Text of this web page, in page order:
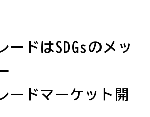
ードはSDGsのメッ
ードマーケット開